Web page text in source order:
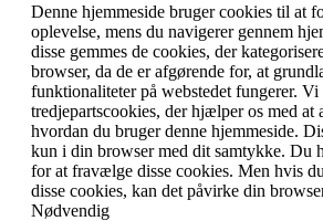
Denne hjemmeside bruger cookies til at
oplevelse, mens du navigerer gennem
disse gemmes de cookies, der
browser, da de er afgørende for, at
funktionaliteter på webstedet fungerer. Vi
tredjepartscookies, der hjælper os med at
hvordan du bruger denne hjemmeside.
kun i din browser med dit samtykke. Du
for at fravælge disse cookies. Men hvis
disse cookies, kan det påvirke din
Nødvendig